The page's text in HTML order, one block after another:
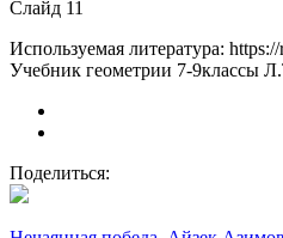
Слайд 11
Используемая литература:
Учебник геометрии 7-9классы
Поделиться: